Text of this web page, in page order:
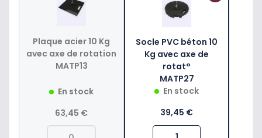
Plaque acier 10 Kg
avec axe de rotation
MATP13
En stock
63,45 €
Socle PVC béton 10
Kg avec axe de
rotat°
MATP27
En stock
39,45 €